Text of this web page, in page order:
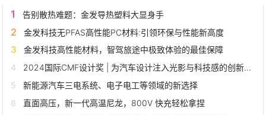
告别散热难题：金发导热塑料大显身手
金发科技无PFAS高性能PC材料:引领环保与性能新高度
金发科技高性能材料，智驾旅途中极致体验的最佳保障
2024国际CMF设计奖 | 为汽车设计注入光影与科技感的创新材料
新能源汽车三电系统、电子电工等领域的新选择
直面高压，新一代高温尼龙，800V 快充轻松拿捏